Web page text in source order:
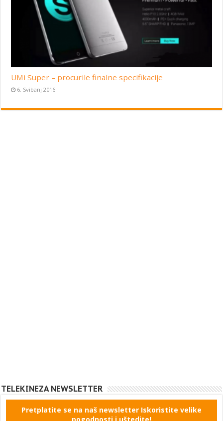
UMi Super – procurile finalne specifikacije
6. Svibanj 2016
TELEKINEZA NEWSLETTER
Pretplatite se na naš newsletter Iskoristite velike
pogodnosti i uštedite!